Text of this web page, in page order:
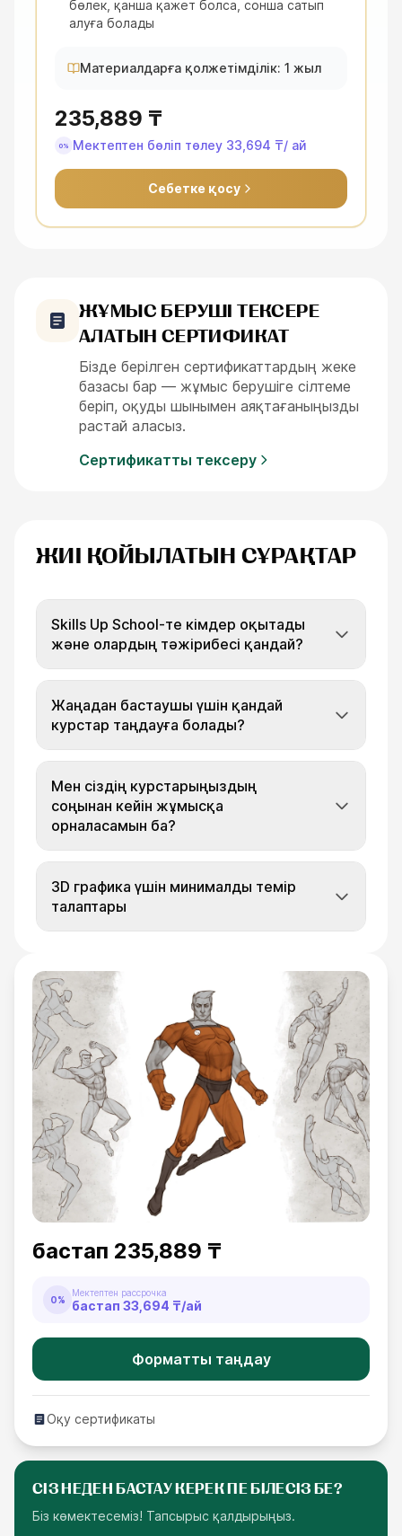
бөлек, қанша қажет болса, сонша сатып
алуға болады
Материалдарға қолжетімділік: 1 жыл
235,889 ₸
0% Мектептен бөліп төлеу 33,694 ₸/ ай
Себетке қосу
ЖҰМЫС БЕРУШІ ТЕКСЕРЕ
АЛАТЫН СЕРТИФИКАТ
Бізде берілген сертификаттардың жеке
базасы бар — жұмыс берушіге сілтеме
беріп, оқуды шынымен аяқтағаныңызды
растай аласыз.
Сертификатты тексеру
ЖИІ ҚОЙЫЛАТЫН СҰРАҚТАР
Skills Up School-те кімдер оқытады
және олардың тәжірибесі қандай?
Жаңадан бастаушы үшін қандай
курстар таңдауға болады?
Мен сіздің курстарыңыздың
соңынан кейін жұмысқа
орналасамын ба?
3D графика үшін минималды темір
талаптары
бастап 235,889 ₸
0%
Мектептен рассрочка
бастап 33,694 ₸/ай
Форматты таңдау
Оқу сертификаты
СІЗ НЕДЕН БАСТАУ КЕРЕК ПЕ БІЛЕСІЗ БЕ?
Біз көмектесеміз! Тапсырыс қалдырыңыз.